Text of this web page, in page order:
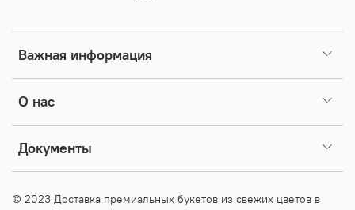
Важная информация
О нас
Документы
© 2023 Доставка премиальных букетов из свежих цветов в